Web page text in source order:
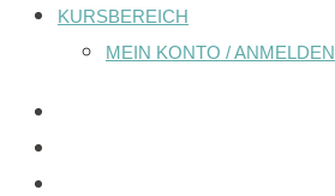
KURSBEREICH
MEIN KONTO / ANMELDEN